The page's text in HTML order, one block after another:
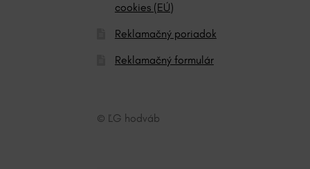
cookies (EÚ)
Reklamačný poriadok
Reklamačný formulár
© ĽG hodváb